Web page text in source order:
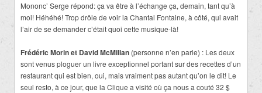
Mononc’ Serge répond: ça va être à l’échange ça, demain, tant qu’à
moi! Héhéhé! Trop drôle de voir la Chantal Fontaine, à côté, qui avait
l’air de se demander c’était quoi cette musique-là!
Frédéric Morin et David McMillan (personne n’en parle) : Les deux
sont venus ploguer un livre exceptionnel portant sur des recettes d’un
restaurant qui est bien, oui, mais vraiment pas autant qu’on le dit! Le
seul resto, à ce jour, que la Clique a visité où ça nous a couté 32 $